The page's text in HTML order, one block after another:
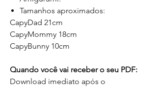
Tamanhos aproximados:
CapyDad 21cm
CapyMommy 18cm
CapyBunny 10cm
Quando você vai receber o seu PDF:
Download imediato após o